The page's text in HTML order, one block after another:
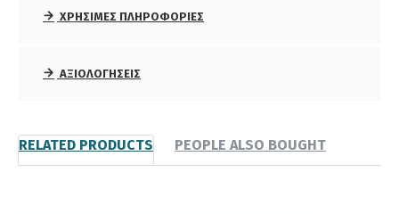
Είδος ξύλου: Σουηδική εμποτισμένη πεύκη.
Βάρος: 25kg
επιλογής σας - παραδίδονται στο χρώμα του
ΧΡΉΣΙΜΕΣ ΠΛΗΡΟΦΟΡΊΕΣ
ΑΞΙΟΛΟΓΉΣΕΙΣ
RELATED PRODUCTS PEOPLE ALSO BOUGHT